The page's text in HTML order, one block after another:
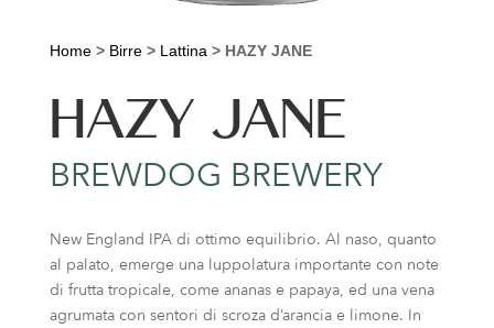
Home> Birre> Lattina > HAZY JANE
HAZY JANE
BREWDOG BREWERY
New England IPA di ottimo equilibrio. Al naso, quanto
al palato, emerge una luppolatura importante con note
di frutta tropicale, come ananas e papaya, ed una vena
agrumata con sentori di scroza d’arancia e limone. In